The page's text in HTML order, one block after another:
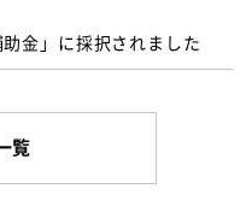
金」に採択されました
覧